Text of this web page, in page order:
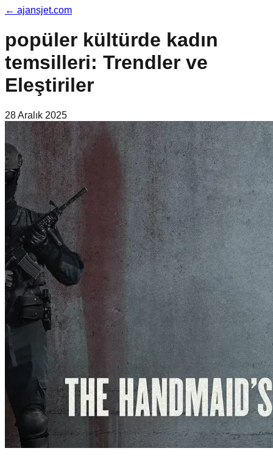
← ajansjet.com
popüler kültürde kadın
temsilleri: Trendler ve
Eleştiriler
28 Aralık 2025